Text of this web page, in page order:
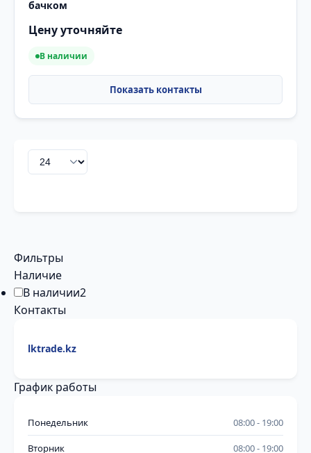
бачком
Цену уточняйте
В наличии
Фильтры
Наличие
В наличии2
Контакты
lktrade.kz
График работы
Понедельник 08:00 19:00
Вторник 08:00 19:00